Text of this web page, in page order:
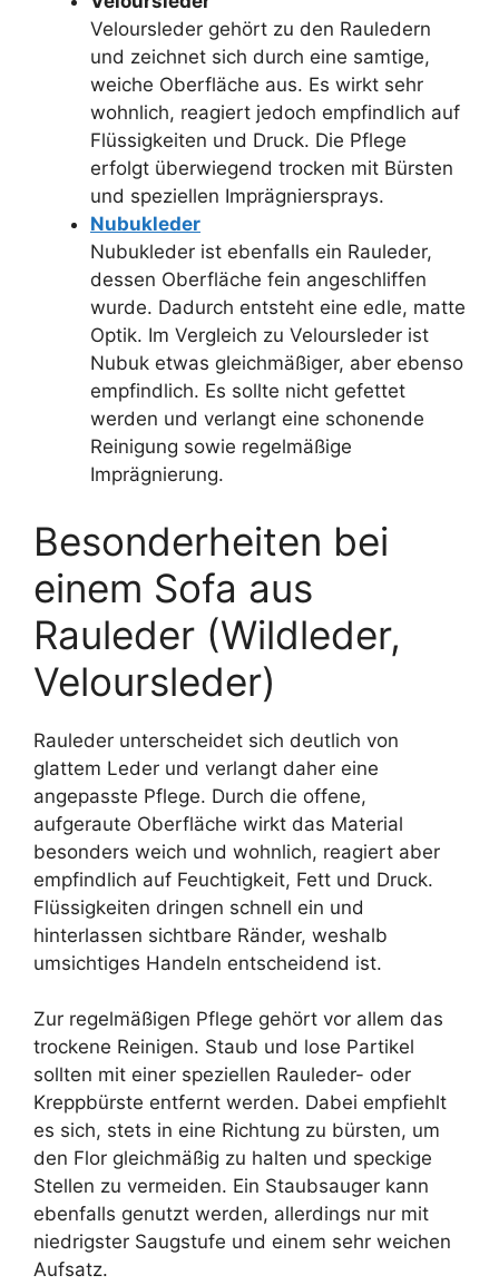
Veloursleder gehört zu den Rauledern
und zeichnet sich durch eine samtige,
weiche Oberfläche aus. Es wirkt sehr
wohnlich, reagiert jedoch empfindlich auf
Flüssigkeiten und Druck. Die Pflege
erfolgt überwiegend trocken mit Bürsten
und speziellen Imprägniersprays.
Nubukleder
Nubukleder ist ebenfalls ein Rauleder,
dessen Oberfläche fein angeschliffen
wurde. Dadurch entsteht eine edle, matte
Optik. Im Vergleich zu Veloursleder ist
Nubuk etwas gleichmäßiger, aber ebenso
empfindlich. Es sollte nicht gefettet
werden und verlangt eine schonende
Reinigung sowie regelmäßige
Imprägnierung.
Besonderheiten bei
einem Sofa aus
Rauleder (Wildleder,
Veloursleder)
Rauleder unterscheidet sich deutlich von
glattem Leder und verlangt daher eine
angepasste Pflege. Durch die offene,
aufgeraute Oberfläche wirkt das Material
besonders weich und wohnlich, reagiert aber
empfindlich auf Feuchtigkeit, Fett und Druck.
Flüssigkeiten dringen schnell ein und
hinterlassen sichtbare Ränder, weshalb
umsichtiges Handeln entscheidend ist.
Zur regelmäßigen Pflege gehört vor allem das
trockene Reinigen. Staub und lose Partikel
sollten mit einer speziellen Rauleder- oder
Kreppbürste entfernt werden. Dabei empfiehlt
es sich, stets in eine Richtung zu bürsten, um
den Flor gleichmäßig zu halten und speckige
Stellen zu vermeiden. Ein Staubsauger kann
ebenfalls genutzt werden, allerdings nur mit
niedrigster Saugstufe und einem sehr weichen
Aufsatz.